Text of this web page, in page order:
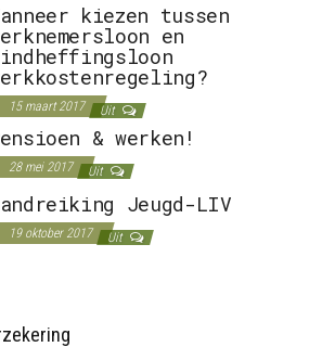
kiezen tussen
en
15 maart 2017 Uit
& werken!
28 mei 2017 Uit
Jeugd-LIV
19 oktober 2017 Uit